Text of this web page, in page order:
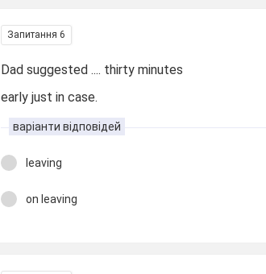
Запитання 6
Dad suggested .... thirty minutes
early just in case.
варіанти відповідей
leaving
on leaving